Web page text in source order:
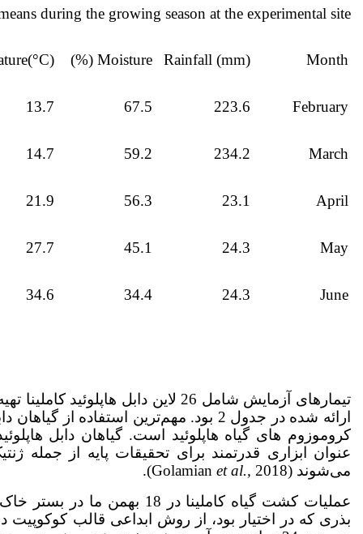
during the growing season at the experimental site
Month
Rainfall (mm)
Moisture (%)
February
223.6
67.5
13.7
March
234.2
59.2
14.7
April
23.1
56.3
21.9
May
24.3
45.1
27.7
June
24.3
34.4
34.6
تیمارهای آزمایش شامل 26 لاین
ارائه شده در جدول 2 بود. مهم‌ترین
کروموزوم های گیاه هاپلوئید است. گیاهان دابل
عنوان ابزاری قدرتمند برای تحقیقات پایه از جمله
می‌شوند (Golamian
et al., 2018).
عملیات کشت گیاه کاملینا در
بذری که در اختیار بود، از روش ابداعی قالب